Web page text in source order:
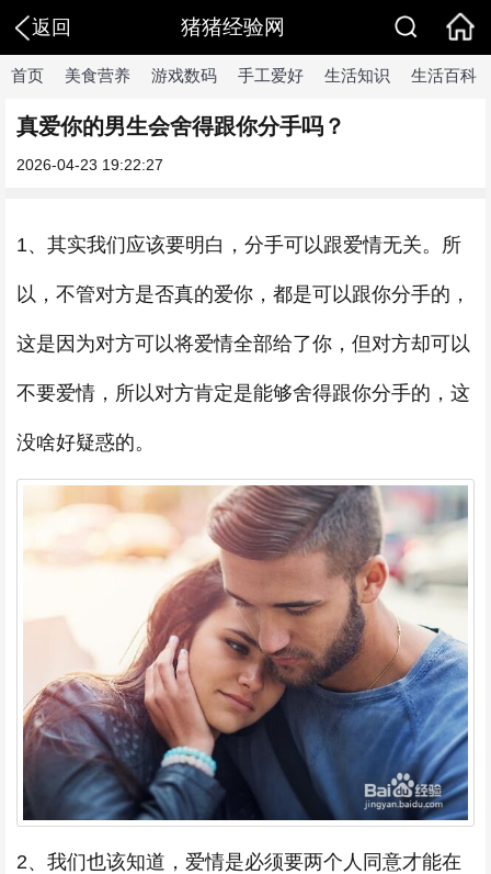
返回 猪猪经验网
首页 美食营养 游戏数码 手工爱好 生活知识 生活百科
真爱你的男生会舍得跟你分手吗？
2026-04-23 19:22:27
1、其实我们应该要明白，分手可以跟爱情无关。所
以，不管对方是否真的爱你，都是可以跟你分手的，
这是因为对方可以将爱情全部给了你，但对方却可以
不要爱情，所以对方肯定是能够舍得跟你分手的，这
没啥好疑惑的。
2、我们也该知道，爱情是必须要两个人同意才能在